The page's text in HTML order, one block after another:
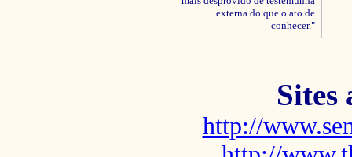
externa do que o ato de
conhecer."
Sites
http://